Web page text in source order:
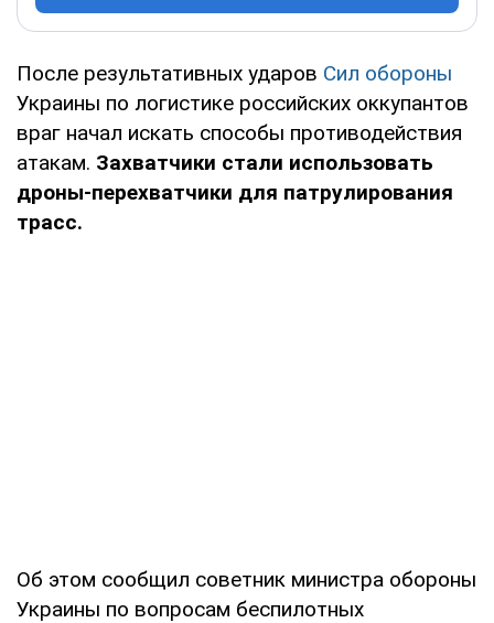
После результативных ударов Сил обороны
Украины по логистике российских оккупантов
враг начал искать способы противодействия
атакам. Захватчики стали использовать
дроны-перехватчики для патрулирования
трасс.
Об этом сообщил советник министра обороны
Украины по вопросам беспилотных